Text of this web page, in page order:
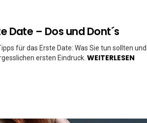
Date – Dos und Dont´s
für das Erste Date: Was Sie tun sollten und
ersten Eindruck. WEITERLESEN